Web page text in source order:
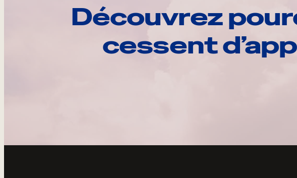
Découvrez
cessent